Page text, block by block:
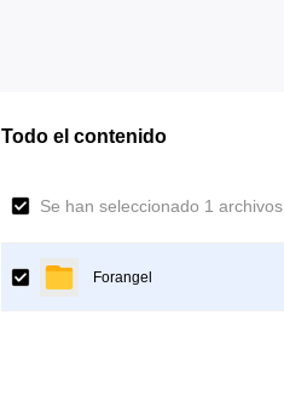
Todo el contenido
Se han seleccionado 1 archivos
Forangel